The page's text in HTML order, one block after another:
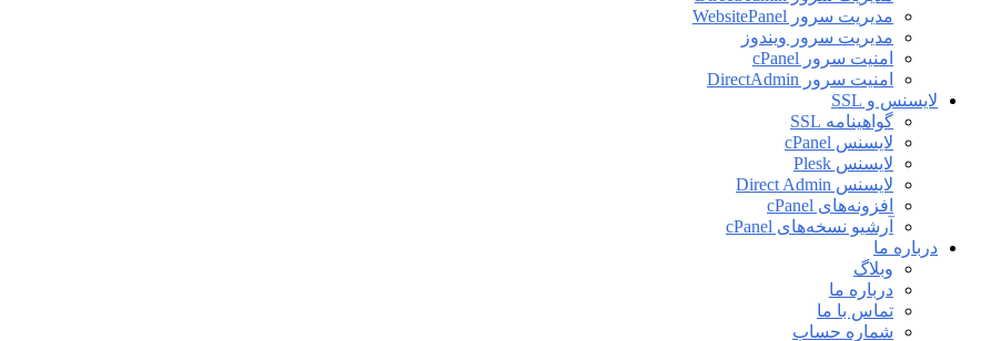
مدیریت سرور WebsitePanel
مدیریت سرور ویندوز
امنیت سرور cPanel
امنیت سرور DirectAdmin
لایسنس و SSL
گواهینامه SSL
لایسنس cPanel
لایسنس Plesk
لایسنس Direct Admin
افزونه‌های cPanel
آرشیو نسخه‌های cPanel
درباره ما
وبلاگ
درباره ما
تماس با ما
شماره حساب